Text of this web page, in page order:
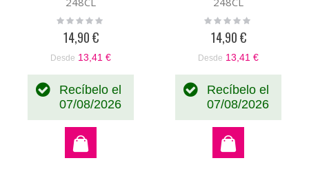
Rating:
14,90 €
Desde 13,41 €
Recíbelo el
07/08/2026
Rating:
14,90 €
Desde 13,41 €
Recíbelo el
07/08/2026